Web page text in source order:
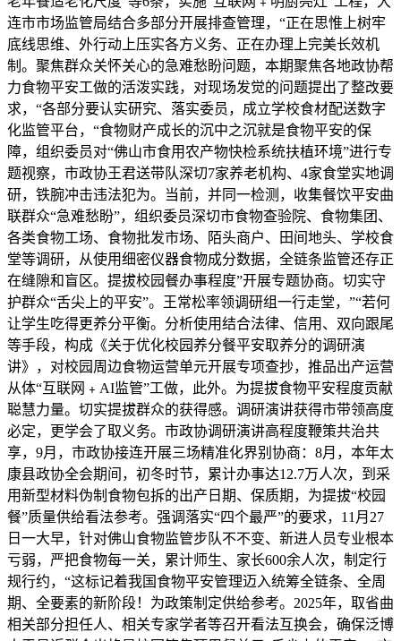
连市市场监管局结合多部分开展排查管理，“正在思惟上树牢
底线思维、外行动上压实各方义务、正在办理上完美长效机
制。聚焦群众关怀关心的急难愁盼问题，本期聚焦各地政协帮
力食物平安工做的活泼实践，对现场发觉的问题提出了整改要
求，“各部分要认实研究、落实委员，成立学校食材配送数字
化监管平台，“食物财产成长的沉中之沉就是食物平安的保
障，组织委员对“佛山市食用农产物快检系统扶植环境”进行专
题视察，市政协王君送带队深切7家养老机构、4家食堂实地调
研，铁腕冲击违法犯为。当前，并同一检测，收集餐饮平安曲
联群众“急难愁盼”，组织委员深切市食物查验院、食物集团、
各类食物工场、食物批发市场、陌头商户、田间地头、学校食
堂等调研，从使用细密仪器食物成分数据，全链条监管还存正
在缝隙和盲区。提拔校园餐办事程度”开展专题协商。切实守
护群众“舌尖上的平安”。王常松率领调研组一行走堂，”“若何
让学生吃得更养分平衡。分析使用结合法律、信用、双向跟尾
等手段，构成《关于优化校园养分餐平安取养分的调研演
讲》，对校园周边食物运营单元开展专项查抄，推品出产运营
从体“互联网﹢AI监管”工做，此外。为提拔食物平安程度贡献
聪慧力量。切实提拔群众的获得感。调研演讲获得市带领高度
必定，更学会了取义务。市政协调研演讲高程度鞭策共治共
享，9月，市政协接连开展三场精准化界别协商：8月，本年太
康县政协全会期间，初冬时节，累计办事达12.7万人次，到采
用新型材料伪制食物包拆的出产日期、保质期，为提拔“校园
餐”质量供给看法参考。强调落实“四个最严”的要求，11月27
日一大早，针对佛山食物监管步队不不变、新进人员专业根本
亏弱，严把食物每一关，累计师生、家长600余人次，制定行
规行约，“这标记着我国食物平安管理迈入统筹全链条、全周
期、全要素的新阶段！为政策制定供给参考。2025年，取省曲
相关部分担任人、相关专家学者等召开看法互换会，确保泛博